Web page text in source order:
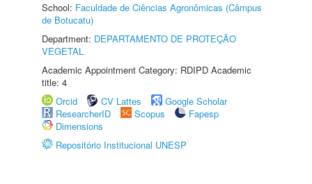
School: Faculdade de Ciências Agronômicas (Câmpus
de Botucatu)
Department: DEPARTAMENTO DE PROTEÇÃO
VEGETAL
Academic Appointment Category: RDIPD Academic
title: 4
Orcid
CV Lattes
Google Scholar
ResearcherID
Scopus
Fapesp
Dimensions
Repositório Institucional UNESP